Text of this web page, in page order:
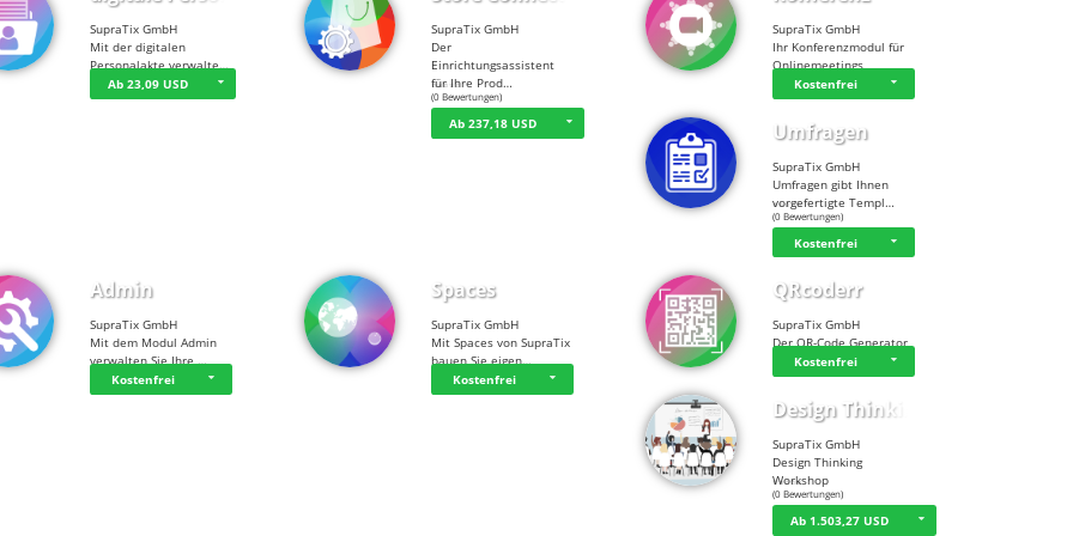
SupraTix GmbH
Mit der digitalen
Personalakte verwalte…
Ab 23,09 USD
SupraTix GmbH
Der
Einrichtungsassistent
für Ihre Prod…
☆☆☆ ☆☆
(0 Bewertungen)
Ab 237,18 USD
SupraTix GmbH
Ihr Konferenzmodul für
Onlinemeetings
Kostenfrei
Umfragen
SupraTix GmbH
Umfragen gibt Ihnen
vorgefertigte Templ…
☆☆☆☆☆
(0 Bewertungen)
Kostenfrei
Admin
SupraTix GmbH
Mit dem Modul Admin
verwalten Sie Ihre …
Kostenfrei
Spaces
SupraTix GmbH
Mit Spaces von SupraTix
bauen Sie eigen…
Kostenfrei
QRcoderr
SupraTix GmbH
Der QR-Code Generator
Kostenfrei
Design Thinking…
SupraTix GmbH
Design Thinking
Workshop
☆☆☆ ☆☆
(0 Bewertungen)
Ab 1.503,27 USD